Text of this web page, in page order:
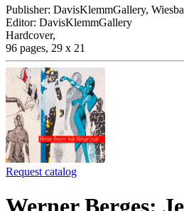
Publisher: DavisKlemmGallery,
Editor: DavisKlemmGallery
Hardcover,
96 pages, 29 x 21
Request catalog